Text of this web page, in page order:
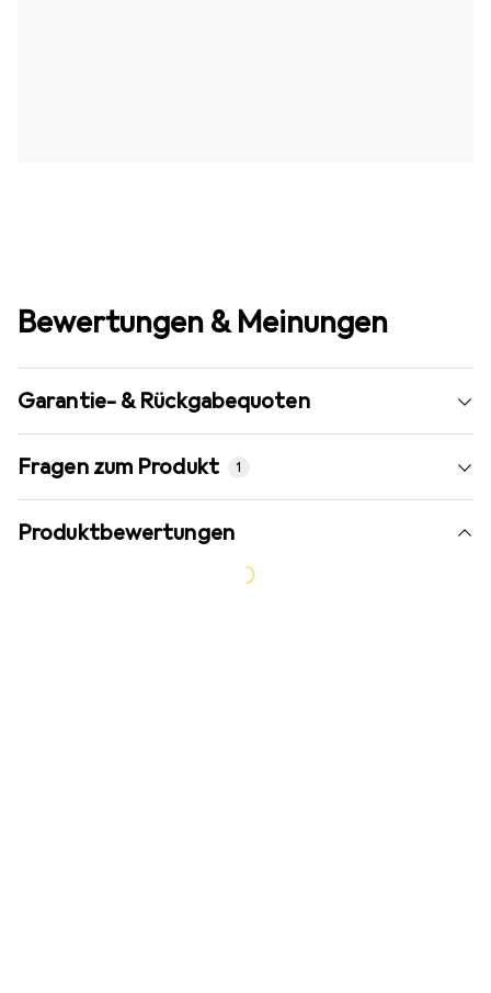
Bewertungen & Meinungen
Garantie- & Rückgabequoten
Fragen zum Produkt 1
Produktbewertungen